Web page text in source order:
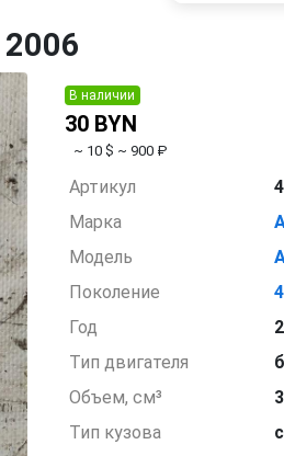
В наличии
30 BYN
~ 10 $ ~ 900 ₽
Артикул
Марка
Модель
Поколение
Год
Тип двигателя
Объем, см³
Тип кузова